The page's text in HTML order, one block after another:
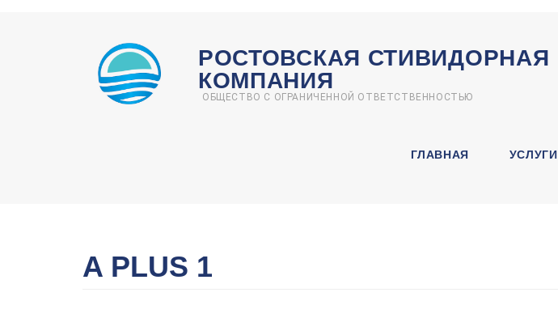
РОСТОВСКАЯ СТИВИДОРНАЯ
КОМПАНИЯ
ОБЩЕСТВО С ОГРАНИЧЕННОЙ ОТВЕТСТВЕННОСТЬЮ
ГЛАВНАЯ УСЛУГИ
A PLUS 1